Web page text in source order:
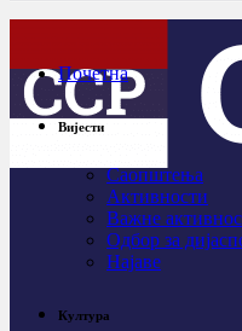
Почетна
Вијести
Саопштења
Активности
Важне
Одбор за
Најаве
Култура